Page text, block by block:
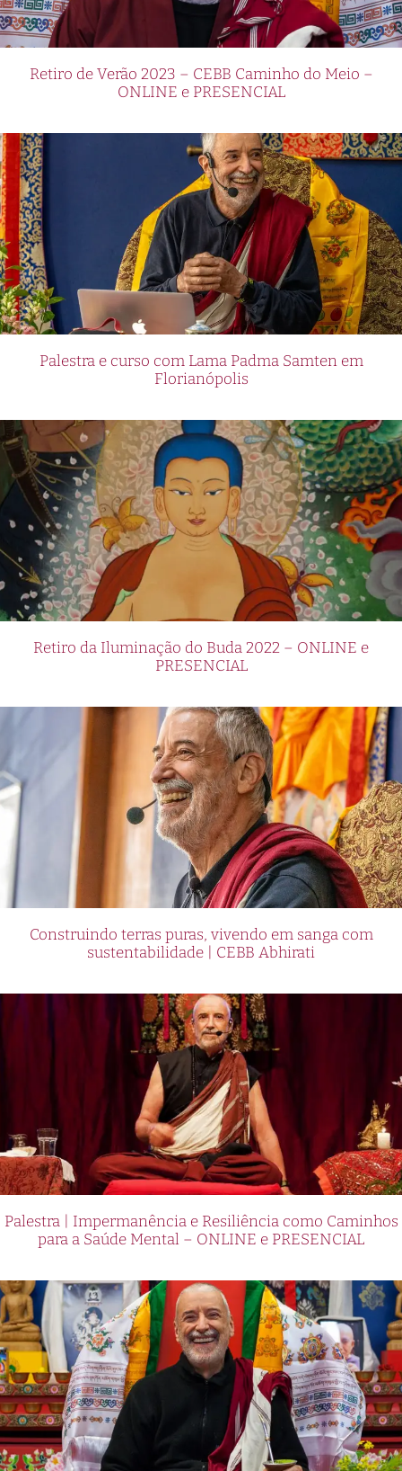
Retiro de Verão 2023 – CEBB Caminho do Meio –
ONLINE e PRESENCIAL
Palestra e curso com Lama Padma Samten em
Florianópolis
Retiro da Iluminação do Buda 2022 – ONLINE e
PRESENCIAL
Construindo terras puras, vivendo em sanga com
sustentabilidade | CEBB Abhirati
Palestra | Impermanência e Resiliência como Caminhos
para a Saúde Mental – ONLINE e PRESENCIAL